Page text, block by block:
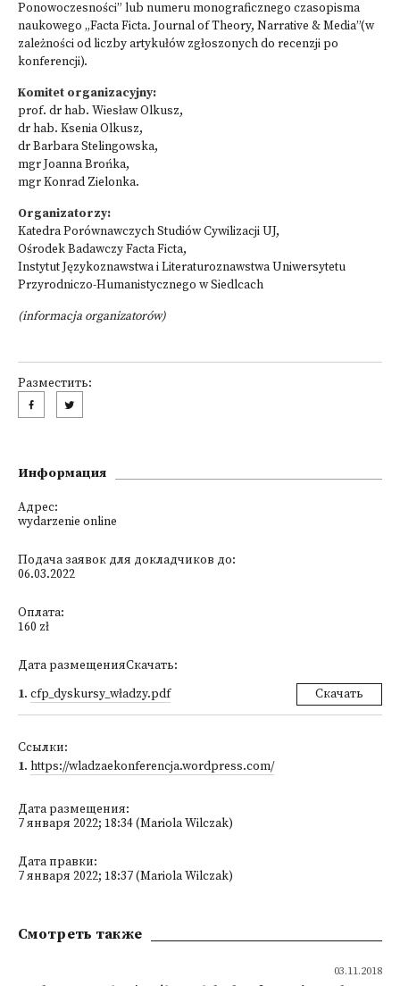
Ponowoczesności” lub numeru monograficznego czasopisma
naukowego „Facta Ficta. Journal of Theory, Narrative & Media”(w
zależności od liczby artykułów zgłoszonych do recenzji po
konferencji).
Komitet organizacyjny:
prof. dr hab. Wiesław Olkusz,
dr hab. Ksenia Olkusz,
dr Barbara Stelingowska,
mgr Joanna Brońka,
mgr Konrad Zielonka.
Organizatorzy:
Katedra Porównawczych Studiów Cywilizacji UJ,
Ośrodek Badawczy Facta Ficta,
Instytut Językoznawstwa i Literaturoznawstwa Uniwersytetu
Przyrodniczo-Humanistycznego w Siedlcach
(informacja organizatorów)
Разместить:
Информация
Адрес:
wydarzenie online
Подача заявок для докладчиков до:
06.03.2022
Оплата:
160 zł
Дата размещенияСкачать:
1. cfp_dyskursy_władzy.pdf Скачать
Ссылки:
1. https://wladzaekonferencja.wordpress.com/
Дата размещения:
7 января 2022; 18:34 (Mariola Wilczak)
Дата правки:
7 января 2022; 18:37 (Mariola Wilczak)
Смотреть также
03.11.2018